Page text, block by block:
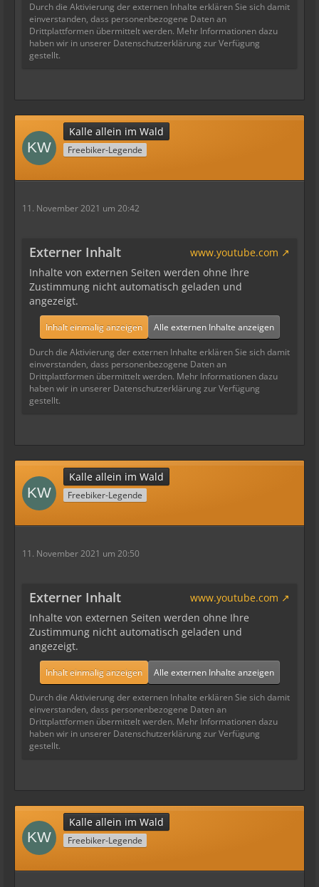
Durch die Aktivierung der externen Inhalte erklären Sie sich damit
einverstanden, dass personenbezogene Daten an
Drittplattformen übermittelt werden. Mehr Informationen dazu
haben wir in unserer Datenschutzerklärung zur Verfügung
gestellt.
Kalle allein im Wald
Freebiker-Legende
11. November 2021 um 20:42
Externer Inhalt
www.youtube.com
Inhalte von externen Seiten werden ohne Ihre
Zustimmung nicht automatisch geladen und
angezeigt.
Inhalt einmalig anzeigen Alle externen Inhalte anzeigen
Durch die Aktivierung der externen Inhalte erklären Sie sich damit
einverstanden, dass personenbezogene Daten an
Drittplattformen übermittelt werden. Mehr Informationen dazu
haben wir in unserer Datenschutzerklärung zur Verfügung
gestellt.
Kalle allein im Wald
Freebiker-Legende
11. November 2021 um 20:50
Externer Inhalt
www.youtube.com
Inhalte von externen Seiten werden ohne Ihre
Zustimmung nicht automatisch geladen und
angezeigt.
Inhalt einmalig anzeigen Alle externen Inhalte anzeigen
Durch die Aktivierung der externen Inhalte erklären Sie sich damit
einverstanden, dass personenbezogene Daten an
Drittplattformen übermittelt werden. Mehr Informationen dazu
haben wir in unserer Datenschutzerklärung zur Verfügung
gestellt.
Kalle allein im Wald
Freebiker-Legende